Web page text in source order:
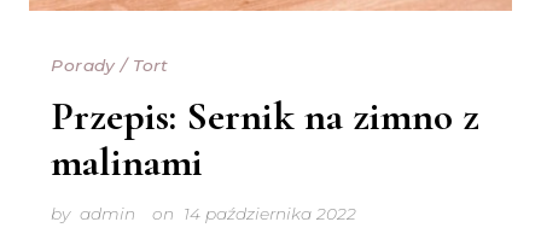
Porady / Tort
Przepis: Sernik na zimno z
malinami
by admin on 14 października 2022